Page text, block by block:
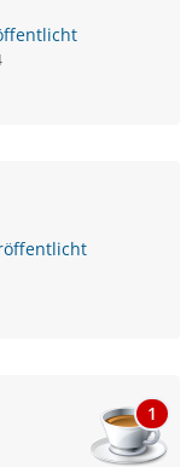
1